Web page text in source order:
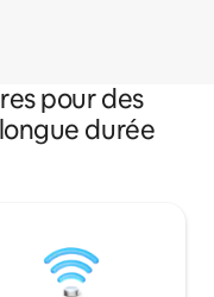
pour des
durée